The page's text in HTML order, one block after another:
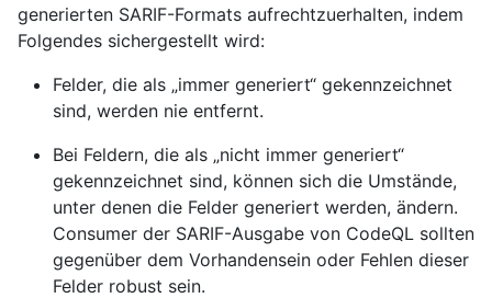
generierten SARIF-Formats aufrechtzuerhalten, indem
Folgendes sichergestellt wird:
Felder, die als „immer generiert“ gekennzeichnet
sind, werden nie entfernt.
Bei Feldern, die als „nicht immer generiert“
gekennzeichnet sind, können sich die Umstände,
unter denen die Felder generiert werden, ändern.
Consumer der SARIF-Ausgabe von CodeQL sollten
gegenüber dem Vorhandensein oder Fehlen dieser
Felder robust sein.